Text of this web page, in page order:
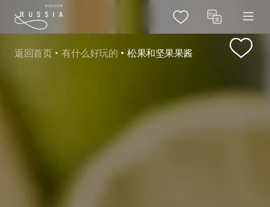
返回首页 有什么好玩的 松果和坚果果酱